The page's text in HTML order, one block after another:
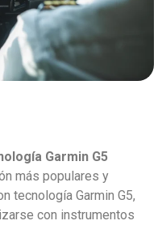
Garmin G5
más populares y
tecnología Garmin G5,
con instrumentos